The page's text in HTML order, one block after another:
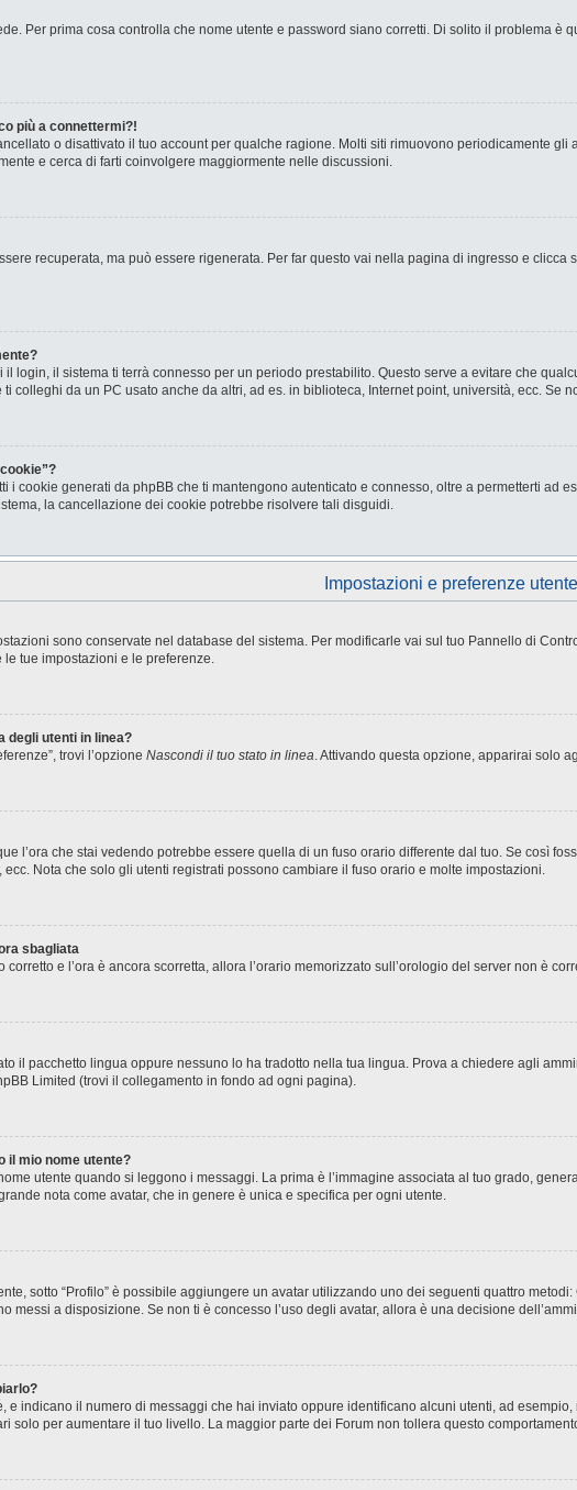
Per prima cosa controlla che nome utente e password siano corretti. Di solito il problema
più a connettermi?!
o disattivato il tuo account per qualche ragione. Molti siti rimuovono periodicamente
e cerca di farti coinvolgere maggiormente nelle discussioni.
recuperata, ma può essere rigenerata. Per far questo vai nella pagina di ingresso e clicca
il login, il sistema ti terrà connesso per un periodo prestabilito. Questo serve a evitare che
colleghi da un PC usato anche da altri, ad es. in biblioteca, Internet point, università, ecc.
i cookie generati da phpBB che ti mantengono autenticato e connesso, oltre a permetterti ad
la cancellazione dei cookie potrebbe risolvere tali disguidi.
Impostazioni e preferenze utente
sono conservate nel database del sistema. Per modificarle vai sul tuo Pannello di
le tue impostazioni e le preferenze.
degli utenti in linea?
trovi l’opzione Nascondi il tuo stato in linea. Attivando questa opzione, apparirai solo
l’ora che stai vedendo potrebbe essere quella di un fuso orario differente dal tuo. Se così
ecc. Nota che solo gli utenti registrati possono cambiare il fuso orario e molte impostazioni.
sbagliata
e l’ora è ancora scorretta, allora l’orario memorizzato sull’orologio del server non è
il pacchetto lingua oppure nessuno lo ha tradotto nella tua lingua. Prova a chiedere agli
Limited (trovi il collegamento in fondo ad ogni pagina).
il mio nome utente?
utente quando si leggono i messaggi. La prima è l’immagine associata al tuo grado,
nota come avatar, che in genere è unica e specifica per ogni utente.
sotto “Profilo” è possibile aggiungere un avatar utilizzando uno dei seguenti quattro
messi a disposizione. Se non ti è concesso l’uso degli avatar, allora è una decisione
e indicano il numero di messaggi che hai inviato oppure identificano alcuni utenti, ad
solo per aumentare il tuo livello. La maggior parte dei Forum non tollera questo